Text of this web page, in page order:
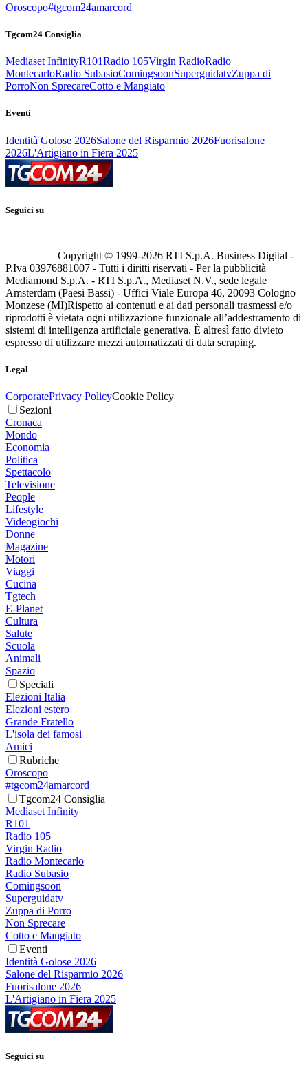
Oroscopo#tgcom24amarcord
Tgcom24 Consiglia
Mediaset InfinityR101Radio 105Virgin RadioRadio
MontecarloRadio SubasioComingsoonSuperguidatvZuppa di
PorroNon SprecareCotto e Mangiato
Eventi
Identità Golose 2026Salone del Risparmio 2026Fuorisalone
2026L'Artigiano in Fiera 2025
Seguici su
Copyright © 1999-2026 RTI S.p.A. Business Digital -
P.Iva 03976881007 - Tutti i diritti riservati - Per la pubblicità
Mediamond S.p.A. - RTI S.p.A., Mediaset N.V., sede legale
Amsterdam (Paesi Bassi) - Uffici Viale Europa 46, 20093 Cologno
Monzese (MI)Rispetto ai contenuti e ai dati personali trasmessi e/o
riprodotti è vietata ogni utilizzazione funzionale all’addestramento di
sistemi di intelligenza artificiale generativa. È altresì fatto divieto
espresso di utilizzare mezzi automatizzati di data scraping.
Legal
CorporatePrivacy PolicyCookie Policy
Sezioni
Cronaca
Mondo
Economia
Politica
Spettacolo
Televisione
People
Lifestyle
Videogiochi
Donne
Magazine
Motori
Viaggi
Cucina
Tgtech
E-Planet
Cultura
Salute
Scuola
Animali
Spazio
Speciali
Elezioni Italia
Elezioni estero
Grande Fratello
L'isola dei famosi
Amici
Rubriche
Oroscopo
#tgcom24amarcord
Tgcom24 Consiglia
Mediaset Infinity
R101
Radio 105
Virgin Radio
Radio Montecarlo
Radio Subasio
Comingsoon
Superguidatv
Zuppa di Porro
Non Sprecare
Cotto e Mangiato
Eventi
Identità Golose 2026
Salone del Risparmio 2026
Fuorisalone 2026
L'Artigiano in Fiera 2025
Seguici su